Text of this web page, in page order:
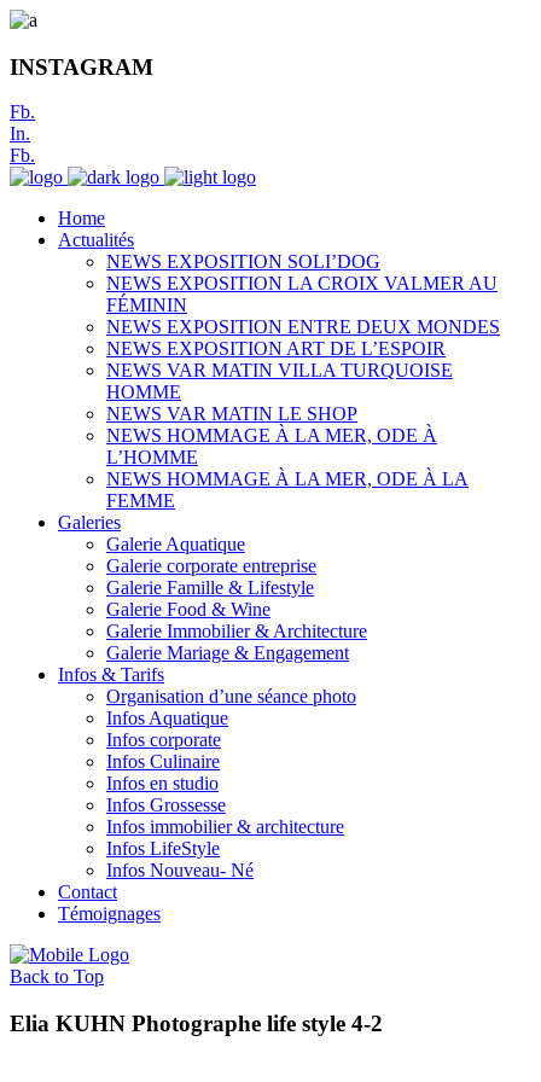
INSTAGRAM
Fb.
In.
Fb.
Home
Actualités
NEWS EXPOSITION SOLI’DOG
NEWS EXPOSITION LA CROIX VALMER AU
FÉMININ
NEWS EXPOSITION ENTRE DEUX MONDES
NEWS EXPOSITION ART DE L’ESPOIR
NEWS VAR MATIN VILLA TURQUOISE
HOMME
NEWS VAR MATIN LE SHOP
NEWS HOMMAGE À LA MER, ODE À
L’HOMME
NEWS HOMMAGE À LA MER, ODE À LA
FEMME
Galeries
Galerie Aquatique
Galerie corporate entreprise
Galerie Famille & Lifestyle
Galerie Food & Wine
Galerie Immobilier & Architecture
Galerie Mariage & Engagement
Infos & Tarifs
Organisation d’une séance photo
Infos Aquatique
Infos corporate
Infos Culinaire
Infos en studio
Infos Grossesse
Infos immobilier & architecture
Infos LifeStyle
Infos Nouveau- Né
Contact
Témoignages
Back to Top
Elia KUHN Photographe life style 4-2